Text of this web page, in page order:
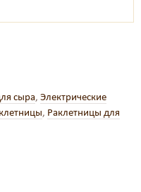
сыра, Электрические
, Раклетницы для